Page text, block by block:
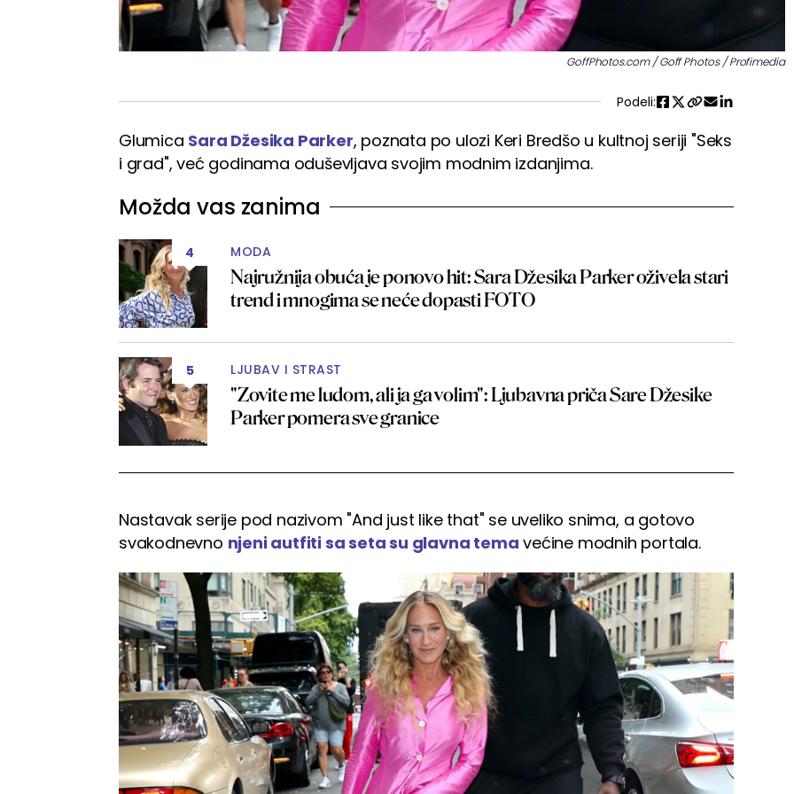
GoffPhotos.com / Goff Photos / Profimedia
Podeli:
Glumica Sara Džesika Parker, poznata po ulozi Keri Bredšo u kultnoj seriji "Seks
i grad", već godinama oduševljava svojim modnim izdanjima.
Možda vas zanima
4 MODA
Najružnija obuća je ponovo hit: Sara Džesika Parker oživela stari
trend i mnogima se neće dopasti FOTO
5 LJUBAV I STRAST
"Zovite me ludom, ali ja ga volim": Ljubavna priča Sare Džesike
Parker pomera sve granice
Nastavak serije pod nazivom "And just like that" se uveliko snima, a gotovo
svakodnevno njeni autfiti sa seta su glavna tema većine modnih portala.